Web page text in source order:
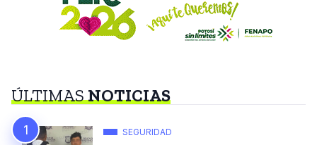
ÚLTIMASNOTICIAS
SEGURIDAD